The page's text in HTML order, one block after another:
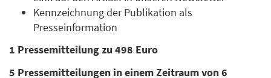
Kennzeichnung der Publikation als
Presseinformation
1 Pressemitteilung zu 498 Euro
5 Pressemitteilungen in einem Zeitraum von 6